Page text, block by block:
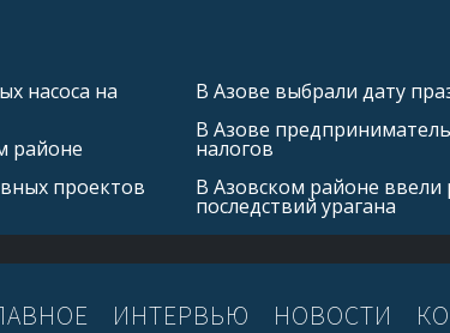
насоса на
районе
проектов
В Азове выбрали дату
В Азове
налогов
В Азовском районе
последствий урагана
ИНТЕРВЬЮ НОВОСТИ